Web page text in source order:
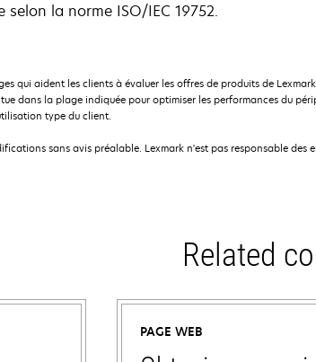
la norme ISO/IEC 19752.
qui aident les clients à évaluer les offres de produits de
dans la plage indiquée pour optimiser les performances du
type du client.
sans avis préalable. Lexmark n'est pas responsable des
Related
PAGE WEB